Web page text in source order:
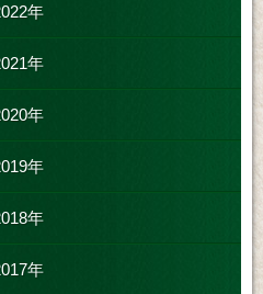
年
年
年
年
年
年